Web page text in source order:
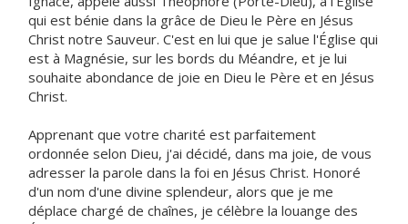
qui est bénie dans la grâce de Dieu le Père en Jésus
Christ notre Sauveur. C'est en lui que je salue l'Église qui
est à Magnésie, sur les bords du Méandre, et je lui
souhaite abondance de joie en Dieu le Père et en Jésus
Christ.
Apprenant que votre charité est parfaitement
ordonnée selon Dieu, j'ai décidé, dans ma joie, de vous
adresser la parole dans la foi en Jésus Christ. Honoré
d'un nom d'une divine splendeur, alors que je me
déplace chargé de chaînes, je célèbre la louange des